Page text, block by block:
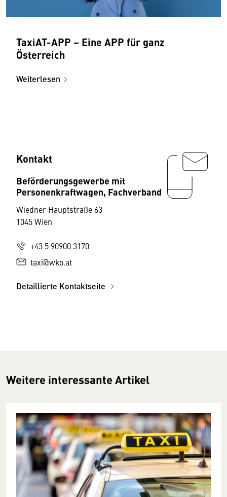
TaxiAT-APP – Eine APP für ganz
Österreich
Weiterlesen
Kontakt
Beförderungsgewerbe mit
Personenkraftwagen, Fachverband
Wiedner Hauptstraße 63
1045 Wien
+43 5 90900 3170
taxi@wko.at
Detaillierte Kontaktseite
Weitere interessante Artikel